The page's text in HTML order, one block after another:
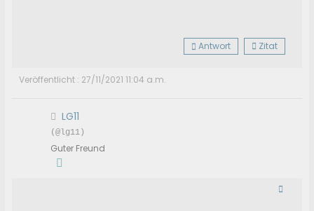
Antwort Zitat
Veröffentlicht : 27/11/2021 11:04 a.m.
LG11
(@lg11)
Guter Freund